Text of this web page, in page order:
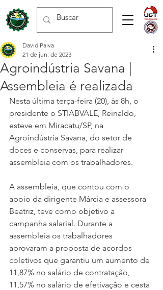
Agroindústria Savana |
Assembleia é realizada
David Paiva
21 de jun. de 2023
Nesta última terça-feira (20), às 8h, o
presidente o STIABVALE, Reinaldo,
esteve em Miracatu/SP, na
Agroindústria Savana, do setor de
doces e conservas, para realizar
assembleia com os trabalhadores.
A assembleia, que contou com o
apoio da dirigente Márcia e assessora
Beatriz, teve como objetivo a
campanha salarial. Durante a
assembleia os trabalhadores
aprovaram a proposta de acordos
coletivos que garantiu um aumento de
11,87% no salário de contratação,
11,57% no salário de efetivação e cesta